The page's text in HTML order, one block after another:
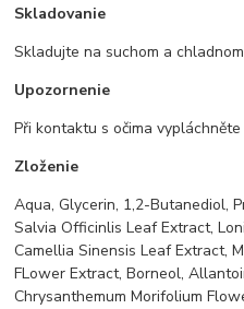
Skladovanie
Skladujte na suchom a
Upozornenie
Při kontaktu s očima vypláchněte
Zloženie
Aqua, Glycerin, 1,2-Butanediol,
Salvia Officinlis Leaf Extract,
Camellia Sinensis Leaf Extract,
FLower Extract, Borneol,
Chrysanthemum Morifolium